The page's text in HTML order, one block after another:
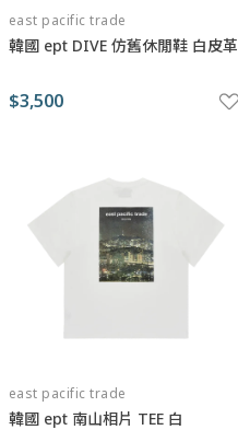
east pacific trade
韓國 ept DIVE 仿舊休閒鞋 白皮革
$3,500
east pacific trade
韓國 ept 南山相片 TEE 白